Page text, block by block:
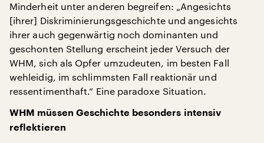
Minderheit unter anderen begreifen: „Angesichts
[ihrer] Diskriminierungsgeschichte und angesichts
ihrer auch gegenwärtig noch dominanten und
geschonten Stellung erscheint jeder Versuch der
WHM, sich als Opfer umzudeuten, im besten Fall
wehleidig, im schlimmsten Fall reaktionär und
ressentimenthaft.“ Eine paradoxe Situation.
WHM müssen Geschichte besonders intensiv
reflektieren